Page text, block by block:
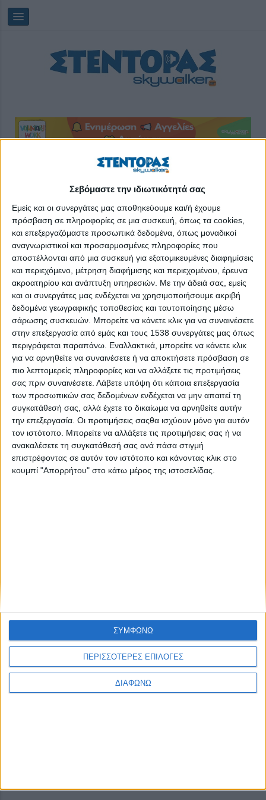
Σεβόμαστε την ιδιωτικότητά σας
Εμείς και οι συνεργάτες μας αποθηκεύουμε και/ή έχουμε
πρόσβαση σε πληροφορίες σε μια συσκευή, όπως τα cookies,
και επεξεργαζόμαστε προσωπικά δεδομένα, όπως μοναδικοί
αναγνωριστικοί και προσαρμοσμένες πληροφορίες που
αποστέλλονται από μια συσκευή για εξατομικευμένες διαφημίσεις
και περιεχόμενο, μέτρηση διαφήμισης και περιεχομένου, έρευνα
ακροατηρίου και ανάπτυξη υπηρεσιών. Με την άδειά σας, εμείς
και οι συνεργάτες μας ενδέχεται να χρησιμοποιήσουμε ακριβή
δεδομένα γεωγραφικής τοποθεσίας και ταυτοποίησης μέσω
σάρωσης συσκευών. Μπορείτε να κάνετε κλικ για να συναινέσετε
στην επεξεργασία από εμάς και τους 1538 συνεργάτες μας όπως
περιγράφεται παραπάνω. Εναλλακτικά, μπορείτε να κάνετε κλικ
για να αρνηθείτε να συναινέσετε ή να αποκτήσετε πρόσβαση σε
πιο λεπτομερείς πληροφορίες και να αλλάξετε τις προτιμήσεις
σας πριν συναινέσετε. Λάβετε υπόψη ότι κάποια επεξεργασία
των προσωπικών σας δεδομένων ενδέχεται να μην απαιτεί τη
συγκατάθεσή σας, αλλά έχετε το δικαίωμα να αρνηθείτε αυτήν
την επεξεργασία. Οι προτιμήσεις σαςθα ισχύουν μόνο για αυτόν
τον ιστότοπο. Μπορείτε να αλλάξετε τις προτιμήσεις σας ή να
ανακαλέσετε τη συγκατάθεσή σας ανά πάσα στιγμή
επιστρέφοντας σε αυτόν τον ιστότοπο και κάνοντας κλικ στο
κουμπί "Απορρήτου" στο κάτω μέρος της ιστοσελίδας.
ΠΕΡΙΣΣΟΤΕΡΕΣ ΕΠΙΛΟΓΕΣ
ΔΙΑΦΩΝΩ
ΣΥΜΦΩΝΩ
Παρασκευή, 07/08/202601:36:06
Τεύχη
Τίτλος Εμφανίσεις
ΣΤΕΝΤΟΡΑΣ Τεύχος #6 Εμφανίσεις: 3009
ΣΤΕΝΤΟΡΑΣ Τεύχος #5 Εμφανίσεις: 2905
ΣΤΕΝΤΟΡΑΣ Τεύχος #4 Εμφανίσεις: 2966
ΣΤΕΝΤΟΡΑΣ Τεύχος #3 Εμφανίσεις: 2925
ΣΤΕΝΤΟΡΑΣ Τεύχος #2 Εμφανίσεις: 2889
ΣΤΕΝΤΟΡΑΣ Τεύχος #1 Εμφανίσεις: 3455
Σελίδα 5 από 5
Έναρξη
CONNECT